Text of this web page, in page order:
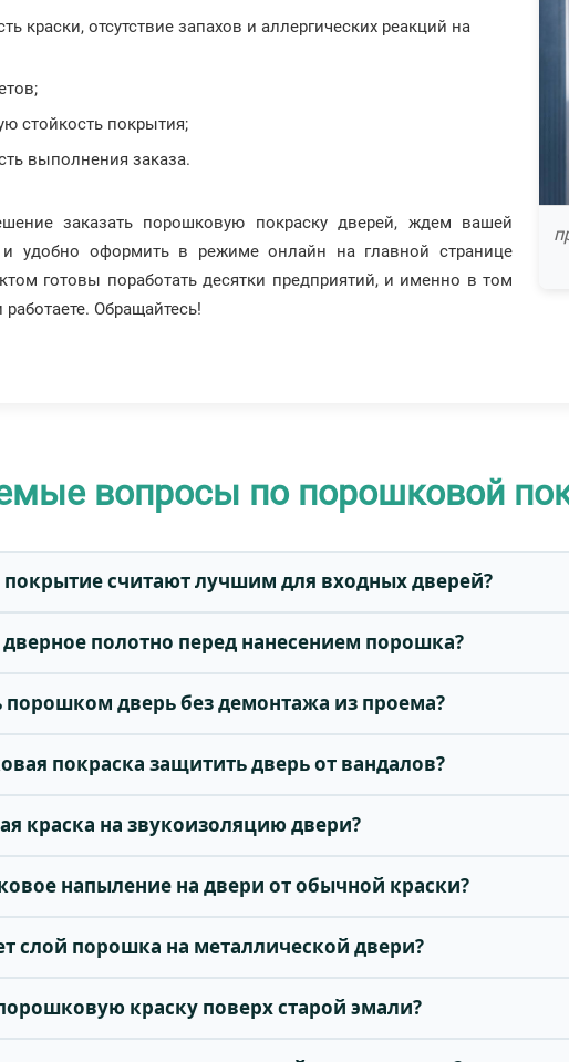
краски, отсутствие запахов и аллергических реакций на
стойкость покрытия;
выполнения заказа.
заказать порошковую покраску дверей, ждем вашей
удобно оформить в режиме онлайн на главной странице
готовы поработать десятки предприятий, и именно в том
Обращайтесь!
вопросы по порошковой
считают лучшим для входных дверей?
полотно перед нанесением порошка?
дверь без демонтажа из проема?
покраска защитить дверь от вандалов?
краска на звукоизоляцию двери?
напыление на двери от обычной краски?
слой порошка на металлической двери?
краску поверх старой эмали?